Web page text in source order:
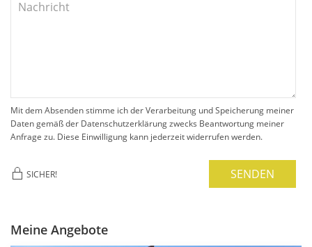
Mit dem Absenden stimme ich der Verarbeitung und Speicherung meiner
Daten gemäß der Datenschutzerklärung zwecks Beantwortung meiner
Anfrage zu. Diese Einwilligung kann jederzeit widerrufen werden.
SICHER! SENDEN
Meine Angebote